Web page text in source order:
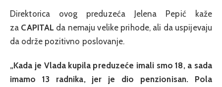
Direktorica ovog preduzeća Jelena Pepić kaže
za CAPITAL da nemaju velike prihode, ali da uspijevaju
da održe pozitivno poslovanje.
„Kada je Vlada kupila preduzeće imali smo 18, a sada
imamo 13 radnika, jer je dio penzionisan. Pola